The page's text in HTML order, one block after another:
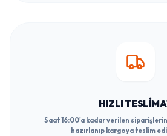
HIZLI
Saat 16:00'a kadar verilen
hazırlanıp kargoya teslim